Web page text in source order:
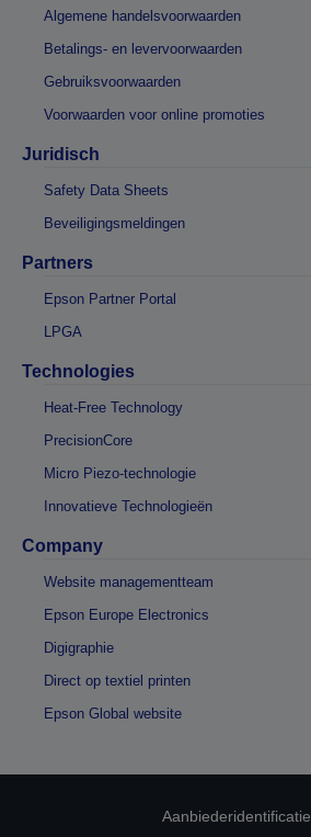
Algemene handelsvoorwaarden
Betalings- en levervoorwaarden
Gebruiksvoorwaarden
Voorwaarden voor online promoties
Juridisch
Safety Data Sheets
Beveiligingsmeldingen
Partners
Epson Partner Portal
LPGA
Technologies
Heat-Free Technology
PrecisionCore
Micro Piezo-technologie
Innovatieve Technologieën
Company
Website managementteam
Epson Europe Electronics
Digigraphie
Direct op textiel printen
Epson Global website
Aanbiederidentificatie